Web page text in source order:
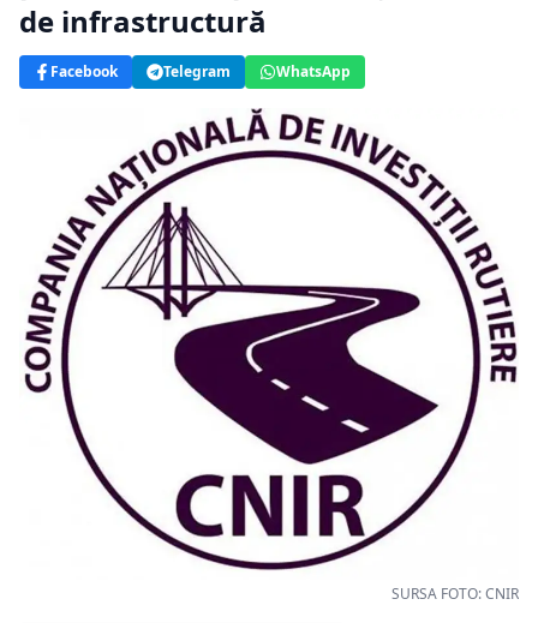
de infrastructură
Facebook Telegram WhatsApp
SURSA FOTO: CNIR